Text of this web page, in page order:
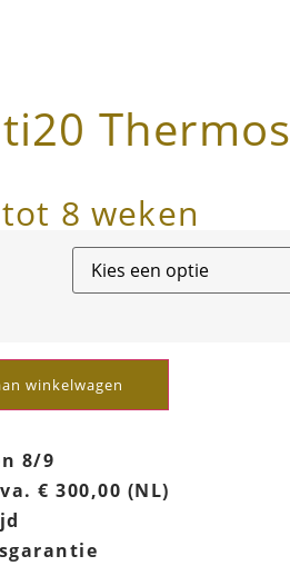
8 weken
winkelwagen
8/9
€ 300,00 (NL)